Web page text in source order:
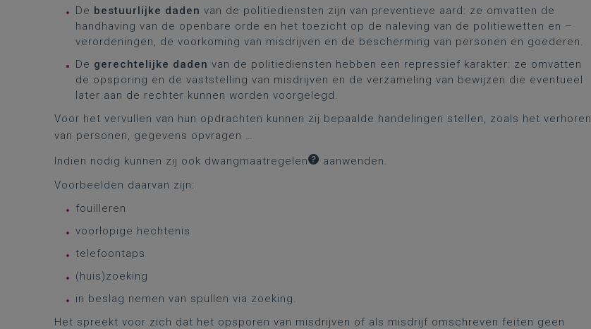
De bestuurlijke daden van de politiediensten zijn van preventieve aard: ze omvatten de
handhaving van de openbare orde en het toezicht op de naleving van de politiewetten en –
verordeningen, de voorkoming van misdrijven en de bescherming van personen en goederen.
De gerechtelijke daden van de politiediensten hebben een repressief karakter: ze omvatten
de opsporing en de vaststelling van misdrijven en de verzameling van bewijzen die eventueel
later aan de rechter kunnen worden voorgelegd.
Voor het vervullen van hun opdrachten kunnen zij bepaalde handelingen stellen, zoals het verhoren
van personen, gegevens opvragen …
Indien nodig kunnen zij ook dwangmaatregelen
aanwenden.
Voorbeelden daarvan zijn:
fouilleren
voorlopige hechtenis
telefoontaps
(huis)zoeking
in beslag nemen van spullen via zoeking.
Het spreekt voor zich dat het opsporen van misdrijven of als misdrijf omschreven feiten geen